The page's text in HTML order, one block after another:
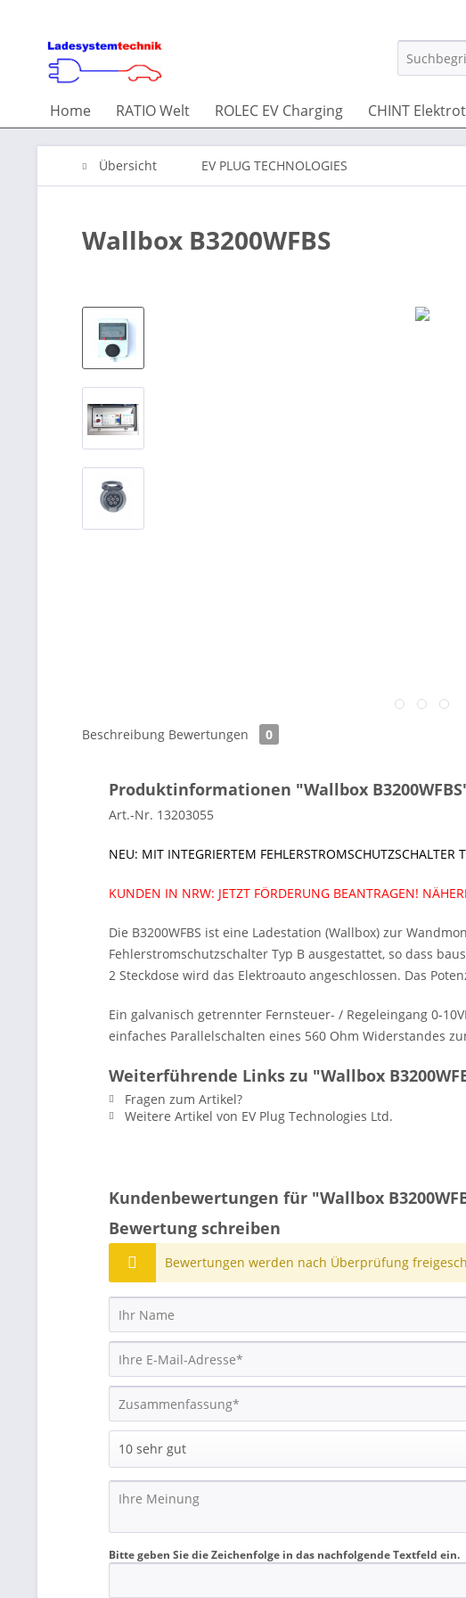
Home RATIO Welt ROLEC EV Charging CHINT
Übersicht EV PLUG TECHNOLOGIES
Wallbox B3200WFBS
Beschreibung Bewertungen 0
Produktinformationen "Wallbox
Art.-Nr. 13203055
NEU: MIT INTEGRIERTEM FEHLERSTROMSCHUTZSCHALTER
KUNDEN IN NRW: JETZT FÖRDERUNG BEANTRAGEN!
Die B3200WFBS ist eine Ladestation (Wallbox) zur
Fehlerstromschutzschalter Typ B ausgestattet, so dass
2 Steckdose wird das Elektroauto angeschlossen. Das
Ein galvanisch getrennter Fernsteuer- / Regeleingang 0-
einfaches Parallelschalten eines 560 Ohm Widerstandes
Weiterführende Links zu "Wallbox
Fragen zum Artikel?
Weitere Artikel von EV Plug Technologies Ltd.
Kundenbewertungen für "Wallbox
Bewertung schreiben
Bewertungen werden nach Überprüfung
Bitte geben Sie die Zeichenfolge in das nachfolgende Textfeld ein.